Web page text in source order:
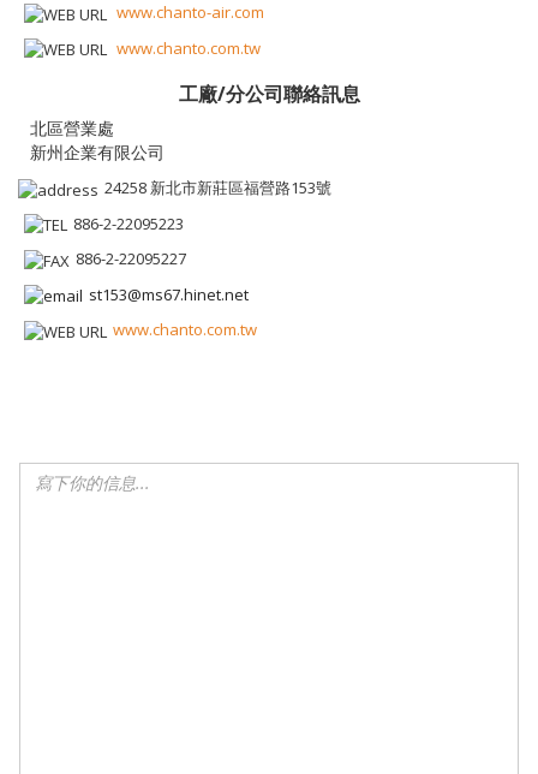
www.chanto-air.com
www.chanto.com.tw
工廠/分公司聯絡訊息
新州企業有限公司
24258 新北市新莊區福營路153號
886-2-22095223
886-2-22095227
st153@ms67.hinet.net
www.chanto.com.tw